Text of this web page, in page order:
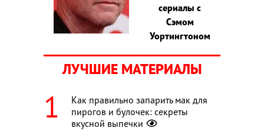
сериалы с
Сэмом
Уортингтоном
ЛУЧШИЕ МАТЕРИАЛЫ
Как правильно запарить мак для
пирогов и булочек: секреты
вкусной выпечки